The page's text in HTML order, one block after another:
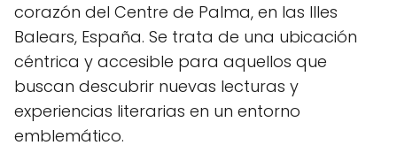
corazón del Centre de Palma, en las Illes
Balears, España. Se trata de una ubicación
céntrica y accesible para aquellos que
buscan descubrir nuevas lecturas y
experiencias literarias en un entorno
emblemático.